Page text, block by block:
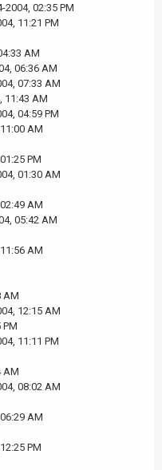
2004, 02:35 PM
11:21 PM
AM
06:36 AM
07:33 AM
11:43 AM
04:59 PM
AM
PM
01:30 AM
AM
05:42 AM
AM
AM
12:15 AM
PM
11:11 PM
AM
08:02 AM
AM
PM